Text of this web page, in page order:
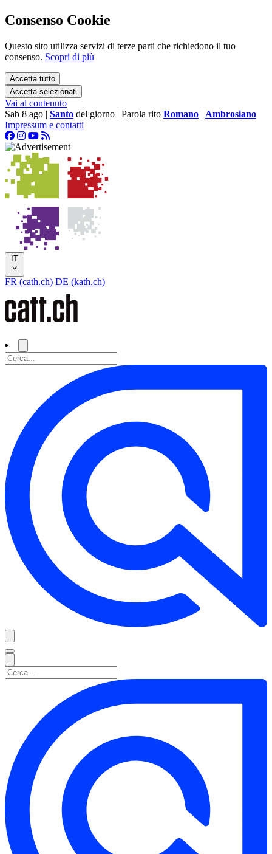
Consenso Cookie
Questo sito utilizza servizi di terze parti che richiedono il tuo
consenso. Scopri di più
Accetta tutto
Accetta selezionati
Vai al contenuto
Sab 8 ago | Santo del giorno | Parola rito Romano | Ambrosiano
Impressum e contatti |
IT
FR (cath.ch) DE (kath.ch)